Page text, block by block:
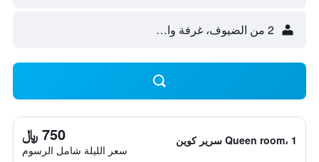
2 من الضيوف، غرفة واحدة
Queen room، 1 سرير كوين 750 ﷼
سعر الليلة شامل الرسوم